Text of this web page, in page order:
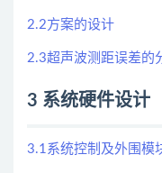
2.2方案的设计
2.3超声波测距误差的
3 系统硬件设计
3.1系统控制及外围模